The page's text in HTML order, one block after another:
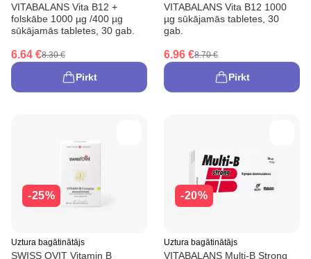
VITABALANS Vita B12 +
folskābe 1000 µg /400 µg
sūkājamās tabletes, 30 gab.
6.64 €8.30 €
Pirkt
VITABALANS Vita B12 1000
µg sūkājamās tabletes, 30
gab.
6.96 €8.70 €
Pirkt
-25%
Uztura bagātinātājs
SWISS OVIT Vitamin B
-20%
Uztura bagātinātājs
VITABALANS Multi-B Strong